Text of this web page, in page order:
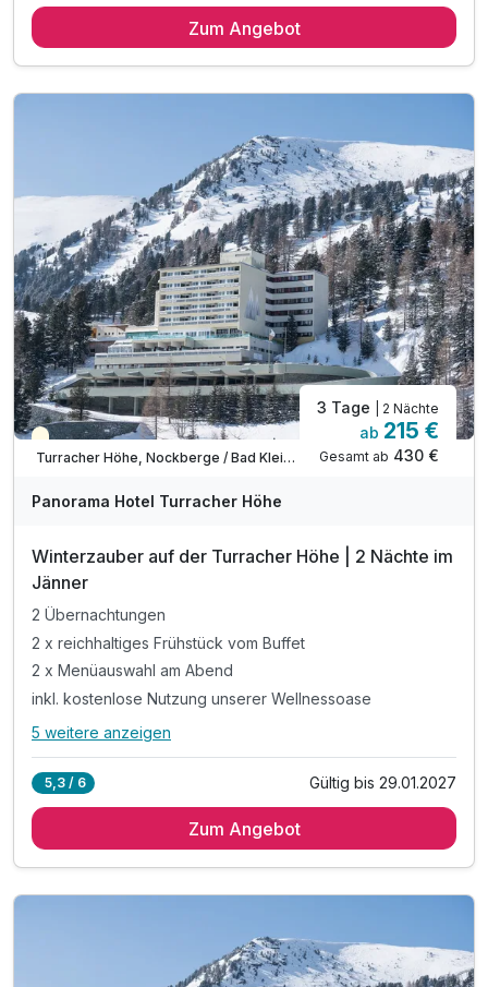
3 x reichhaltiges Frühstück vom Buffet
inkl. Wellnesstasche auf dem Zimmer
inkl. Nutzung des Indoorpools
inkl. Nutzung des Fitnessraumes
inkl. 15% Massagegutschein
Zum Angebot
Saisonal verfügbar
Turracher Höhe, Nockberge / Bad Kleinkirchheim
3 Tage | 2 Nächte
ab 215 €
Gesamt ab 430 €
Panorama Hotel Turracher Höhe
Winterzauber auf der Turracher Höhe | 2 Nächte im
Jänner
2 Übernachtungen
2 x reichhaltiges Frühstück vom Buffet
2 x Menüauswahl am Abend
inkl. kostenlose Nutzung unserer Wellnessoase
Alle Inklusivleistungen
2 x reichhaltiges Frühstück vom Buffet
inkl. Wellnesstasche auf dem Zimmer
inkl. Nutzung des Indoorpools
5 weitere anzeigen
5,3 / 6 Gültig bis 29.01.2027
Zum Angebot